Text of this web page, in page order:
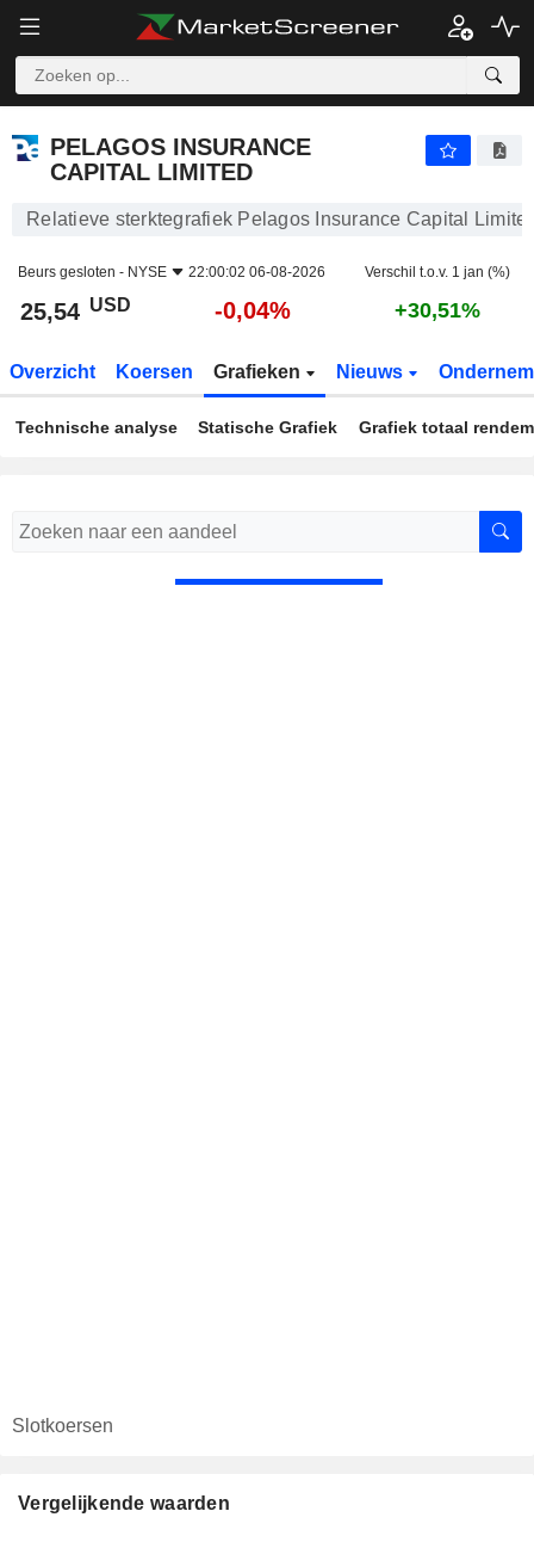
PELAGOS INSURANCE
CAPITAL LIMITED
Relatieve sterktegrafiek Pelagos Insurance Capital
Beurs gesloten - NYSE 22:00:02 06-08-2026 Verschil t.o.v. 1 jan (%)
25,54 USD -0,04% +30,51%
Overzicht Koersen Grafieken Nieuws
Technische analyse Statische Grafiek Grafiek totaal
Slotkoersen
Vergelijkende waarden